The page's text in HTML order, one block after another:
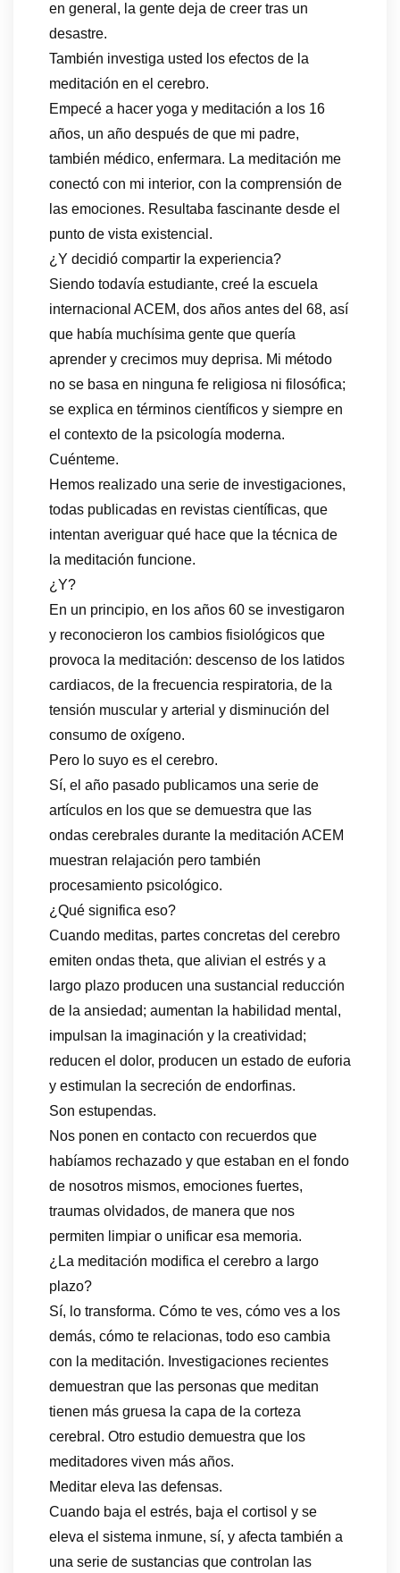
en general, la gente deja de creer tras un
desastre.
También investiga usted los efectos de la
meditación en el cerebro.
Empecé a hacer yoga y meditación a los 16
años, un año después de que mi padre,
también médico, enfermara. La meditación me
conectó con mi interior, con la comprensión de
las emociones. Resultaba fascinante desde el
punto de vista existencial.
¿Y decidió compartir la experiencia?
Siendo todavía estudiante, creé la escuela
internacional ACEM, dos años antes del 68, así
que había muchísima gente que quería
aprender y crecimos muy deprisa. Mi método
no se basa en ninguna fe religiosa ni filosófica;
se explica en términos científicos y siempre en
el contexto de la psicología moderna.
Cuénteme.
Hemos realizado una serie de investigaciones,
todas publicadas en revistas científicas, que
intentan averiguar qué hace que la técnica de
la meditación funcione.
¿Y?
En un principio, en los años 60 se investigaron
y reconocieron los cambios fisiológicos que
provoca la meditación: descenso de los latidos
cardiacos, de la frecuencia respiratoria, de la
tensión muscular y arterial y disminución del
consumo de oxígeno.
Pero lo suyo es el cerebro.
Sí, el año pasado publicamos una serie de
artículos en los que se demuestra que las
ondas cerebrales durante la meditación ACEM
muestran relajación pero también
procesamiento psicológico.
¿Qué significa eso?
Cuando meditas, partes concretas del cerebro
emiten ondas theta, que alivian el estrés y a
largo plazo producen una sustancial reducción
de la ansiedad; aumentan la habilidad mental,
impulsan la imaginación y la creatividad;
reducen el dolor, producen un estado de euforia
y estimulan la secreción de endorfinas.
Son estupendas.
Nos ponen en contacto con recuerdos que
habíamos rechazado y que estaban en el fondo
de nosotros mismos, emociones fuertes,
traumas olvidados, de manera que nos
permiten limpiar o unificar esa memoria.
¿La meditación modifica el cerebro a largo
plazo?
Sí, lo transforma. Cómo te ves, cómo ves a los
demás, cómo te relacionas, todo eso cambia
con la meditación. Investigaciones recientes
demuestran que las personas que meditan
tienen más gruesa la capa de la corteza
cerebral. Otro estudio demuestra que los
meditadores viven más años.
Meditar eleva las defensas.
Cuando baja el estrés, baja el cortisol y se
eleva el sistema inmune, sí, y afecta también a
una serie de sustancias que controlan las